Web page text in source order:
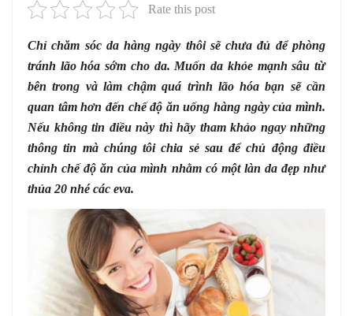
Rate this post
Chỉ chăm sóc da hàng ngày thôi sẽ chưa đủ để phòng
tránh lão hóa sớm cho da. Muốn da khỏe mạnh sâu từ
bên trong và làm chậm quá trình lão hóa bạn sẽ cần
quan tâm hơn đến chế độ ăn uống hàng ngày của mình.
Nếu không tin điều này thì hãy tham khảo ngay những
thông tin mà chúng tôi chia sẻ sau để chủ động điều
chỉnh chế độ ăn của mình nhằm có một làn da đẹp như
thủa 20 nhé các eva.